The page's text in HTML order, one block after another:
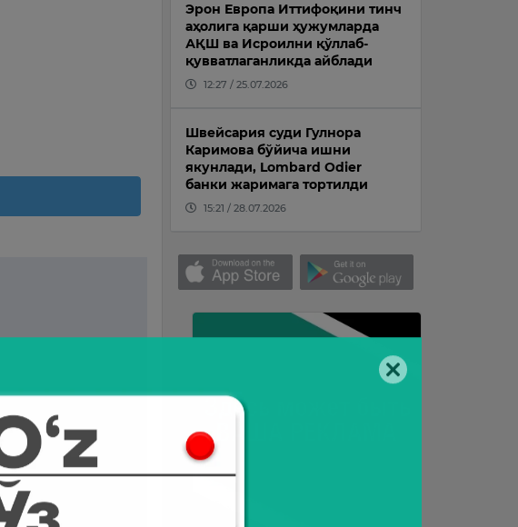
Эрон Европа Иттифоқини тинч
аҳолига қарши ҳужумларда
АҚШ ва Исроилни қўллаб-
қувватлаганликда айблади
12:27 / 25.07.2026
Швейсария суди Гулнора
Каримова бўйича ишни
якунлади, Lombard Odier
банки жаримага тортилди
15:21 / 28.07.2026